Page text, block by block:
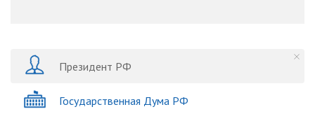
Президент РФ
Государственная Дума РФ